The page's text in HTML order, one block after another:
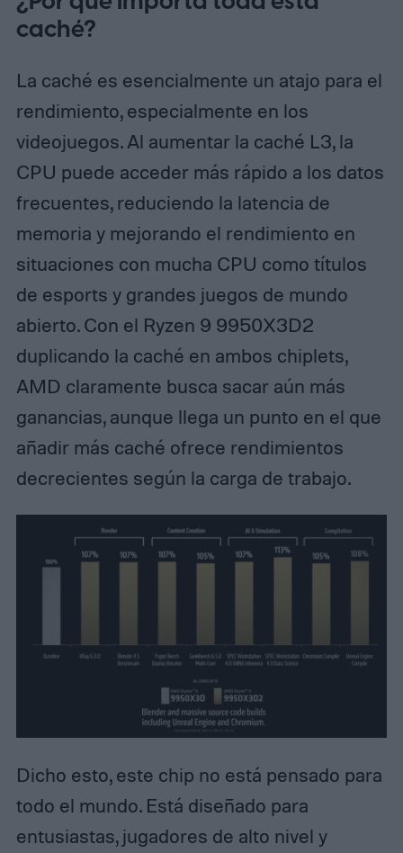
caché?
La caché es esencialmente un atajo para el
rendimiento, especialmente en los
videojuegos. Al aumentar la caché L3, la
CPU puede acceder más rápido a los datos
frecuentes, reduciendo la latencia de
memoria y mejorando el rendimiento en
situaciones con mucha CPU como títulos
de esports y grandes juegos de mundo
abierto. Con el Ryzen 9 9950X3D2
duplicando la caché en ambos chiplets,
AMD claramente busca sacar aún más
ganancias, aunque llega un punto en el que
añadir más caché ofrece rendimientos
decrecientes según la carga de trabajo.
Dicho esto, este chip no está pensado para
todo el mundo. Está diseñado para
entusiastas, jugadores de alto nivel y